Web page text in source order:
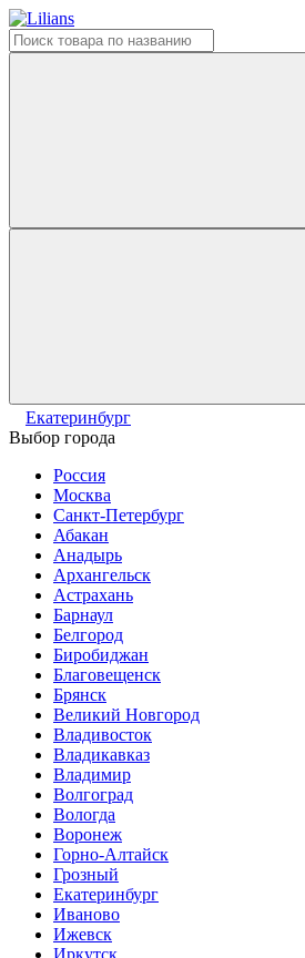
Екатеринбург
Выбор города
Россия
Москва
Санкт-Петербург
Абакан
Анадырь
Архангельск
Астрахань
Барнаул
Белгород
Биробиджан
Благовещенск
Брянск
Великий Новгород
Владивосток
Владикавказ
Владимир
Волгоград
Вологда
Воронеж
Горно-Алтайск
Грозный
Екатеринбург
Иваново
Ижевск
Иркутск